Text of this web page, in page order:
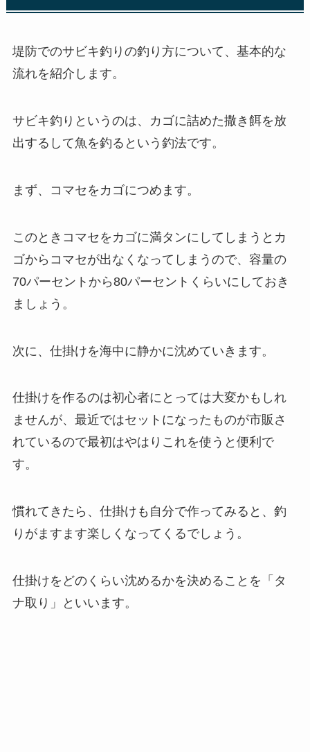
堤防でのサビキ釣りの釣り方について、基本的な
流れを紹介します。
サビキ釣りというのは、カゴに詰めた撒き餌を放
出するして魚を釣るという釣法です。
まず、コマセをカゴにつめます。
このときコマセをカゴに満タンにしてしまうとカ
ゴからコマセが出なくなってしまうので、容量の
70パーセントから80パーセントくらいにしておき
ましょう。
次に、仕掛けを海中に静かに沈めていきます。
仕掛けを作るのは初心者にとっては大変かもしれ
ませんが、最近ではセットになったものが市販さ
れているので最初はやはりこれを使うと便利で
す。
慣れてきたら、仕掛けも自分で作ってみると、釣
りがますます楽しくなってくるでしょう。
仕掛けをどのくらい沈めるかを決めることを「タ
ナ取り」といいます。